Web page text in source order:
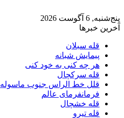
پنج‌شنبه, 6 آگوست 2026
آخرین خبرها
قله سبلان
پیمایش شبانه
هر چه کنی به خود کنی
قله سرکچال
قلل خط الراس جنوب ماسوله
فرمانفرمای عالم
قله خشچال
قله تیرو